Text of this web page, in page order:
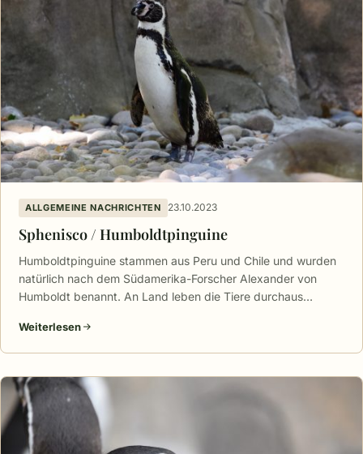
ALLGEMEINE NACHRICHTEN 23.10.2023
Sphenisco / Humboldtpinguine
Humboldtpinguine stammen aus Peru und Chile und wurden
natürlich nach dem Südamerika-Forscher Alexander von
Humboldt benannt. An Land leben die Tiere durchaus…
Weiterlesen